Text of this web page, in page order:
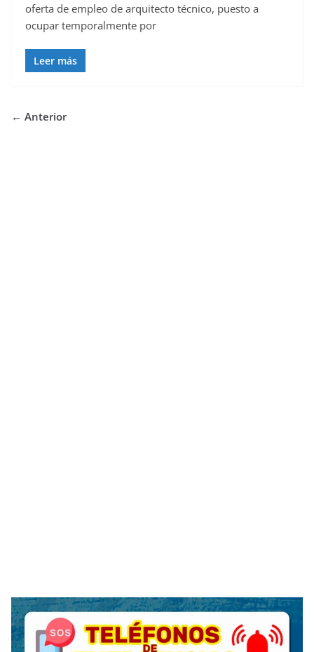
oferta de empleo de arquitecto técnico, puesto a
ocupar temporalmente por
Leer más
← Anterior